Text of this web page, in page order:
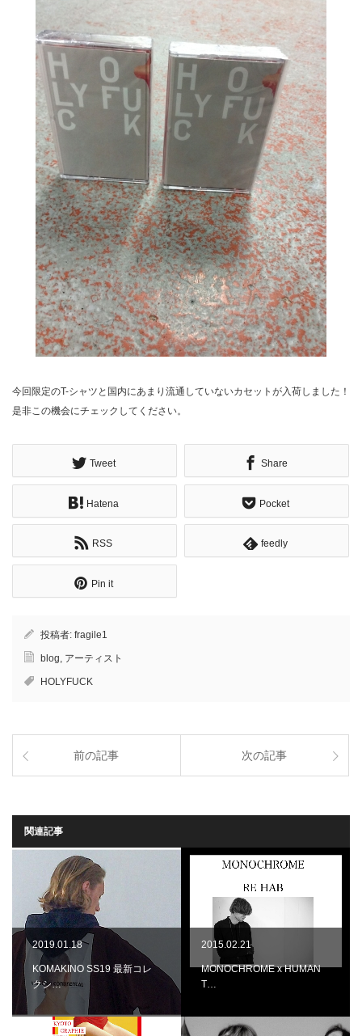
今回限定のT-シャツと国内にあまり流通していないカセットが入荷しました！
是非この機会にチェックしてください。
Tweet Share
Hatena Pocket
RSS feedly
Pin it
投稿者: fragile1
blog, アーティスト
HOLYFUCK
前の記事 次の記事
関連記事
2019.01.18
KOMAKINO SS19 最新コレ
クシ…
2015.02.21
MONOCHROME x HUMAN
T…